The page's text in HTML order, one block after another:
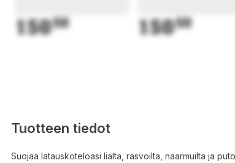
15050 15050
Tuotteen tiedot
Suojaa latauskoteloasi lialta, rasvoilta, naarmuilta ja